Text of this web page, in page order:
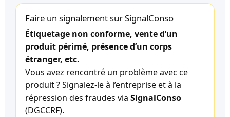
Faire un signalement sur SignalConso
Étiquetage non conforme, vente d’un
produit périmé, présence d’un corps
étranger, etc.
Vous avez rencontré un problème avec ce
produit ? Signalez-le à l’entreprise et à la
répression des fraudes via SignalConso
(DGCCRF).